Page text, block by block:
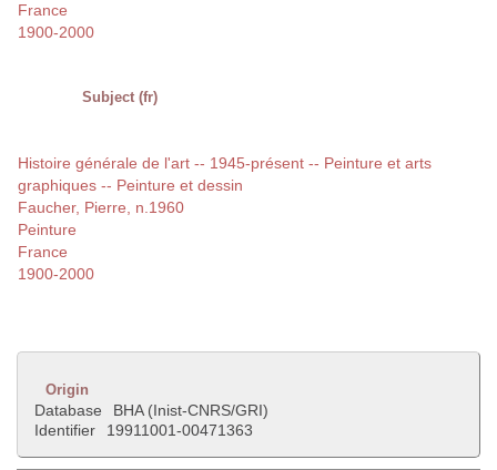
France
1900-2000
Subject (fr)
Histoire générale de l'art -- 1945-présent -- Peinture et arts
graphiques -- Peinture et dessin
Faucher, Pierre, n.1960
Peinture
France
1900-2000
Origin
Database
BHA (Inist-CNRS/GRI)
Identifier
19911001-00471363